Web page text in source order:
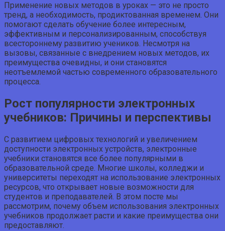
Применение новых методов в уроках — это не просто
тренд, а необходимость, продиктованная временем. Они
помогают сделать обучение более интересным,
эффективным и персонализированным, способствуя
всестороннему развитию учеников. Несмотря на
вызовы, связанные с внедрением новых методов, их
преимущества очевидны, и они становятся
неотъемлемой частью современного образовательного
процесса.
Рост популярности электронных
учебников: Причины и перспективы
С развитием цифровых технологий и увеличением
доступности электронных устройств, электронные
учебники становятся все более популярными в
образовательной среде. Многие школы, колледжи и
университеты переходят на использование электронных
ресурсов, что открывает новые возможности для
студентов и преподавателей. В этом посте мы
рассмотрим, почему объем использования электронных
учебников продолжает расти и какие преимущества они
предоставляют.